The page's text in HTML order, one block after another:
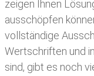
zeigen Ihnen
ausschöpfen
vollständige
Wertschriften und
sind, gibt es noch